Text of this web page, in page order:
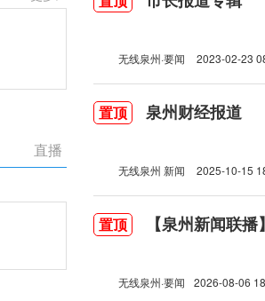
直播
无线泉州·要闻 2023-02-23
置顶 泉州财经报道
无线泉州 新闻 2025-10-15
置顶 【泉州新闻联
无线泉州·要闻 2026-08-06